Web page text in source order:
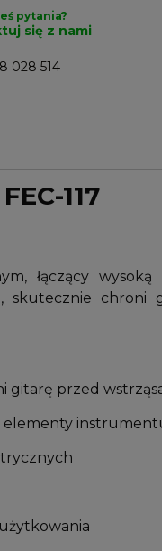
pytania?
się z nami
028 514
117
łączący wysoką
chroni
przed
elementy